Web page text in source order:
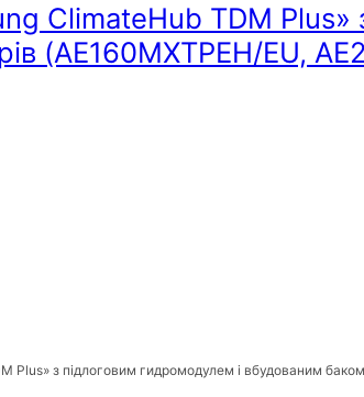
ClimateHub TDM
(AE160MXTPEH/EU,
Plus» з підлоговим гидромодулем і вбудованим